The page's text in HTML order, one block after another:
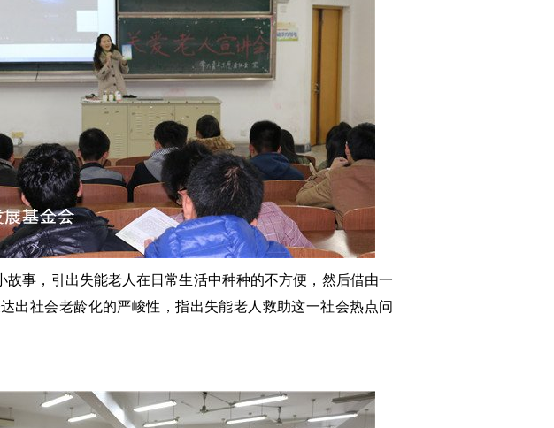
故事，引出失能老人在日常生活中种种的不方便，然后借由一
出社会老龄化的严峻性，指出失能老人救助这一社会热点问